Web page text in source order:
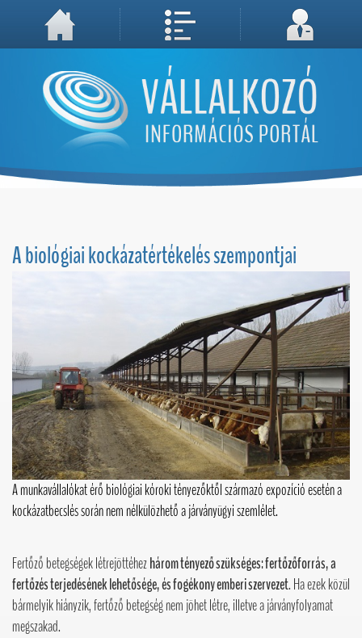
A weboldal használatával Ön elfogadja, hogy Cookie-kat (sütiket) tároljunk számítógépén. A sütik a weboldal megfelelő működéséhez
Megértettem, folytatás...
A biológiai kockázatértékelés szempontjai
A munkavállalókat érő biológiai kóroki tényezőktől származó expozíció esetén a
kockázatbecslés során nem nélkülözhető a járványügyi szemlélet.
Fertőző betegségek létrejöttéhezhárom tényező szükséges: fertőzőforrás, a
fertőzés terjedésének lehetősége, és fogékony emberi szervezet. Ha ezek közül
bármelyik hiányzik, fertőző betegség nem jöhet létre, illetve a járványfolyamat
megszakad.